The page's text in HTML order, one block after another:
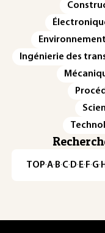
Ingénierie des
TOP·A·B·C· D· E· F·G· H